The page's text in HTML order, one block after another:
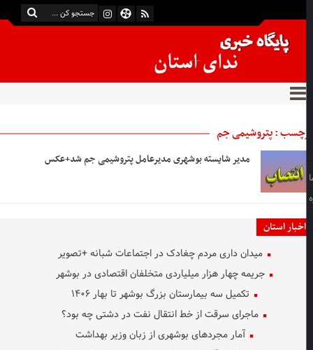
: پتروشیمی جم
مدیر شایسته بوشهری مدیرعامل پتروشیمی جم شد+عکس
اخبار استان
میدان داری مردم چغادک در اجتماعات شبانه +تصویر
جریمه چهار هزار میلیاردی متخلفان اقتصادی در بوشهر
تکمیل سه بیمارستان بزرگ بوشهر تا بهار ۱۴۰۶
ماجرای سرقت از خط انتقال نفت در دشتی چه بود؟
آمار مجردهای بوشهری از زبان وزیر بهداشت